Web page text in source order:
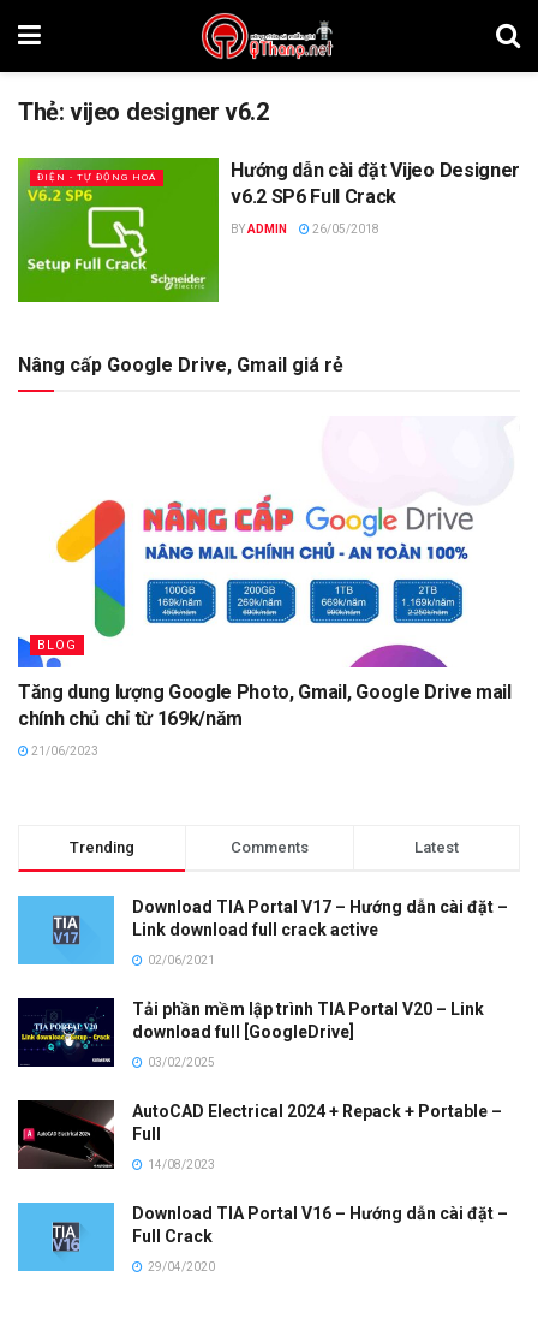
Thẻ:vijeo designer v6.2
ĐIỆN - TỰ ĐỘNG HOÁ
Hướng dẫn cài đặt Vijeo Designer
v6.2 SP6 Full Crack
BYADMIN 26/05/2018
Nâng cấp Google Drive, Gmail giá rẻ
BLOG
Tăng dung lượng Google Photo, Gmail, Google Drive mail
chính chủ chỉ từ 169k/năm
21/06/2023
Trending Comments Latest
Download TIA Portal V17 – Hướng dẫn cài đặt –
Link download full crack active
02/06/2021
Tải phần mềm lập trình TIA Portal V20 – Link
download full [GoogleDrive]
03/02/2025
AutoCAD Electrical 2024 + Repack + Portable –
Full
14/08/2023
Download TIA Portal V16 – Hướng dẫn cài đặt –
Full Crack
29/04/2020